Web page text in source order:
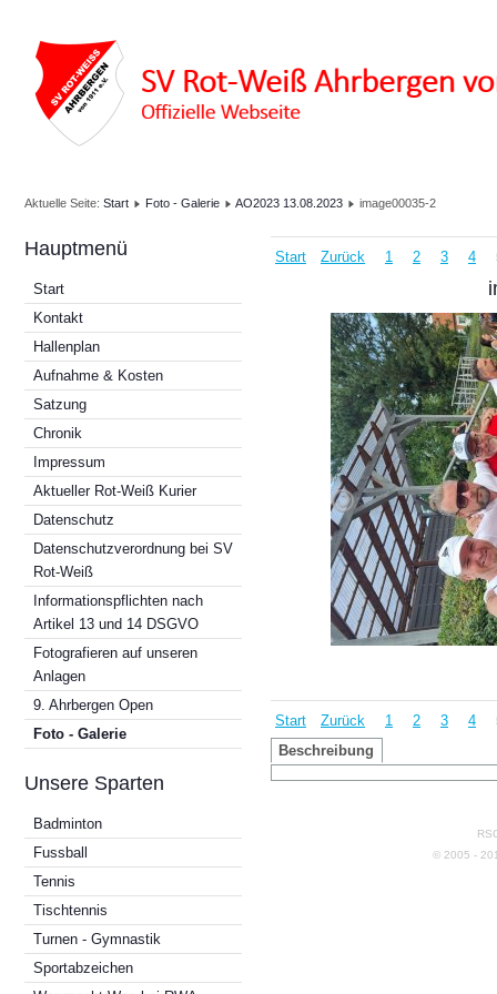
Aktuelle Seite: Start Foto - Galerie AO2023 13.08.2023 image00035-2
Hauptmenü
Start
Kontakt
Hallenplan
Aufnahme & Kosten
Satzung
Chronik
Impressum
Aktueller Rot-Weiß Kurier
Datenschutz
Datenschutzverordnung bei SV
Rot-Weiß
Informationspflichten nach
Artikel 13 und 14 DSGVO
Fotografieren auf unseren
Anlagen
9. Ahrbergen Open
Foto - Galerie
Unsere Sparten
Badminton
Fussball
Tennis
Tischtennis
Turnen - Gymnastik
Sportabzeichen
Start Zurück 1 2 3 4
Start Zurück 1 2 3 4
Beschreibung
© 2005 -